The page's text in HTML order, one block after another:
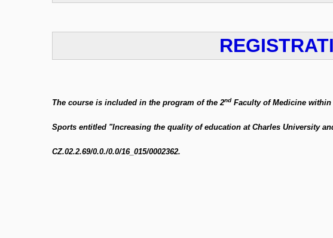
The course is included in the program of the 2nd Faculty of Medicine
Sports entitled "Increasing the quality of education at Charles University
CZ.02.2.69/0.0./0.0/16_015/0002362.